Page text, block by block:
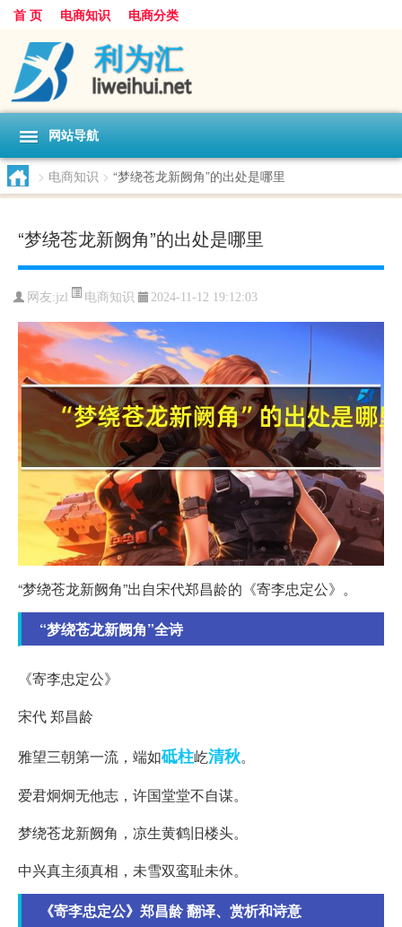
首 页 电商知识 电商分类
网站导航
> 电商知识 > “梦绕苍龙新阙角”的出处是哪里
“梦绕苍龙新阙角”的出处是哪里
网友:jzl 电商知识 2024-11-12 19:12:03
“梦绕苍龙新阙角”出自宋代郑昌龄的《寄李忠定公》。
“梦绕苍龙新阙角”全诗
《寄李忠定公》
宋代 郑昌龄
雅望三朝第一流，端如砥柱屹清秋。
爱君炯炯无他志，许国堂堂不自谋。
梦绕苍龙新阙角，凉生黄鹤旧楼头。
中兴真主须真相，未雪双鸾耻未休。
《寄李忠定公》郑昌龄 翻译、赏析和诗意